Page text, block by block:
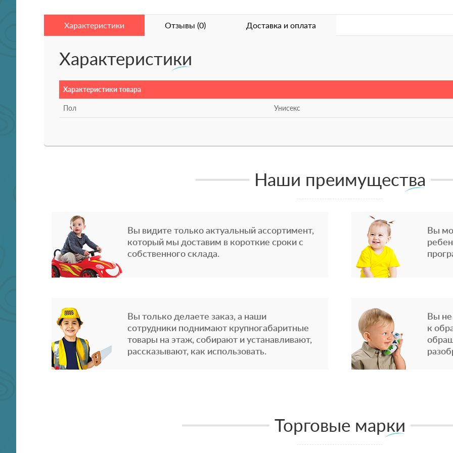
Характеристики Отзывы (0) Доставка и оплата
Характеристики
Характеристики товара
Пол Унисекс
Наши преимущества
Вы видите только актуальный ассортимент,
который мы доставим в короткие сроки с
собственного склада.
Вы
Вы только делаете заказ, а наши
сотрудники поднимают крупногабаритные
товары на этаж, собирают и устанавливают,
рассказывают, как использовать.
Вы
к
Торговые марки